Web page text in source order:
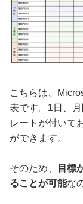
こちらは、
表です。1日、
レートが付いて
ができます。
そのため、
目標
ることが可能な